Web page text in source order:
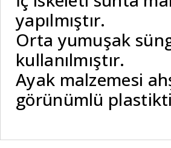
yapılmıştır.
Orta yumuşak
kullanılmıştır.
Ayak malzemesi
görünümlü